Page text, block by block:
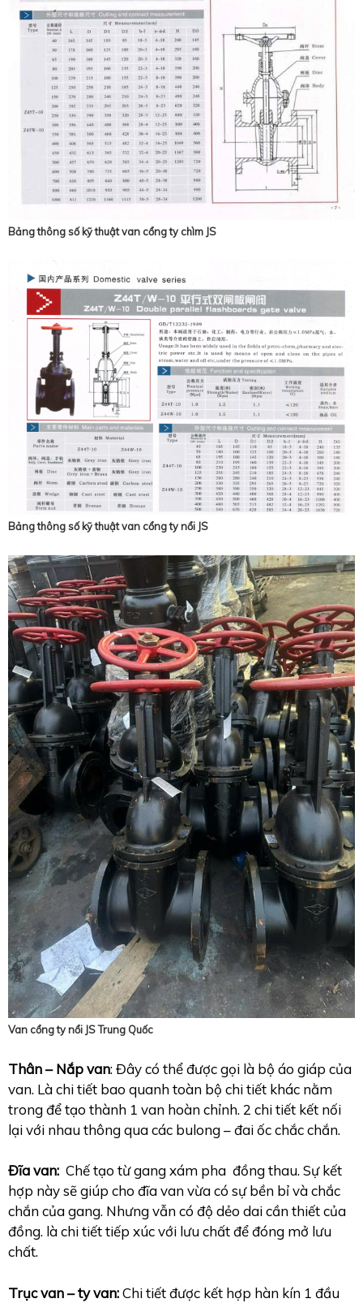
Bảng thông số kỹ thuật van cổng ty chìm JS
Bảng thông số kỹ thuật van cổng ty nổi JS
Van cổng ty nổi JS Trung Quốc
Thân – Nắp van: Đây có thể được gọi là bộ áo giáp của
van. Là chi tiết bao quanh toàn bộ chi tiết khác nằm
trong để tạo thành 1 van hoàn chỉnh. 2 chi tiết kết nối
lại với nhau thông qua các bulong – đai ốc chắc chắn.
Đĩa van: Chế tạo từ gang xám pha đồng thau. Sự kết
hợp này sẽ giúp cho đĩa van vừa có sự bền bỉ và chắc
chắn của gang. Nhưng vẫn có độ dẻo dai cần thiết của
đồng. là chi tiết tiếp xúc với lưu chất để đóng mở lưu
chất.
Trục van – ty van:Chi tiết được kết hợp hàn kín 1 đầu